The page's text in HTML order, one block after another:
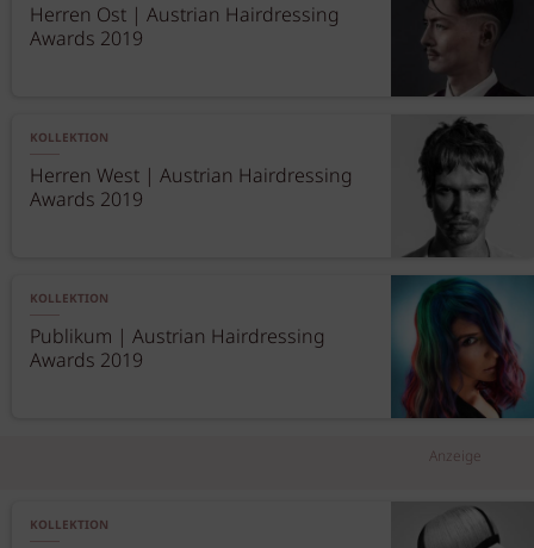
Herren Ost | Austrian Hairdressing
Awards 2019
KOLLEKTION
Herren West | Austrian Hairdressing
Awards 2019
KOLLEKTION
Publikum | Austrian Hairdressing
Awards 2019
Anzeige
KOLLEKTION